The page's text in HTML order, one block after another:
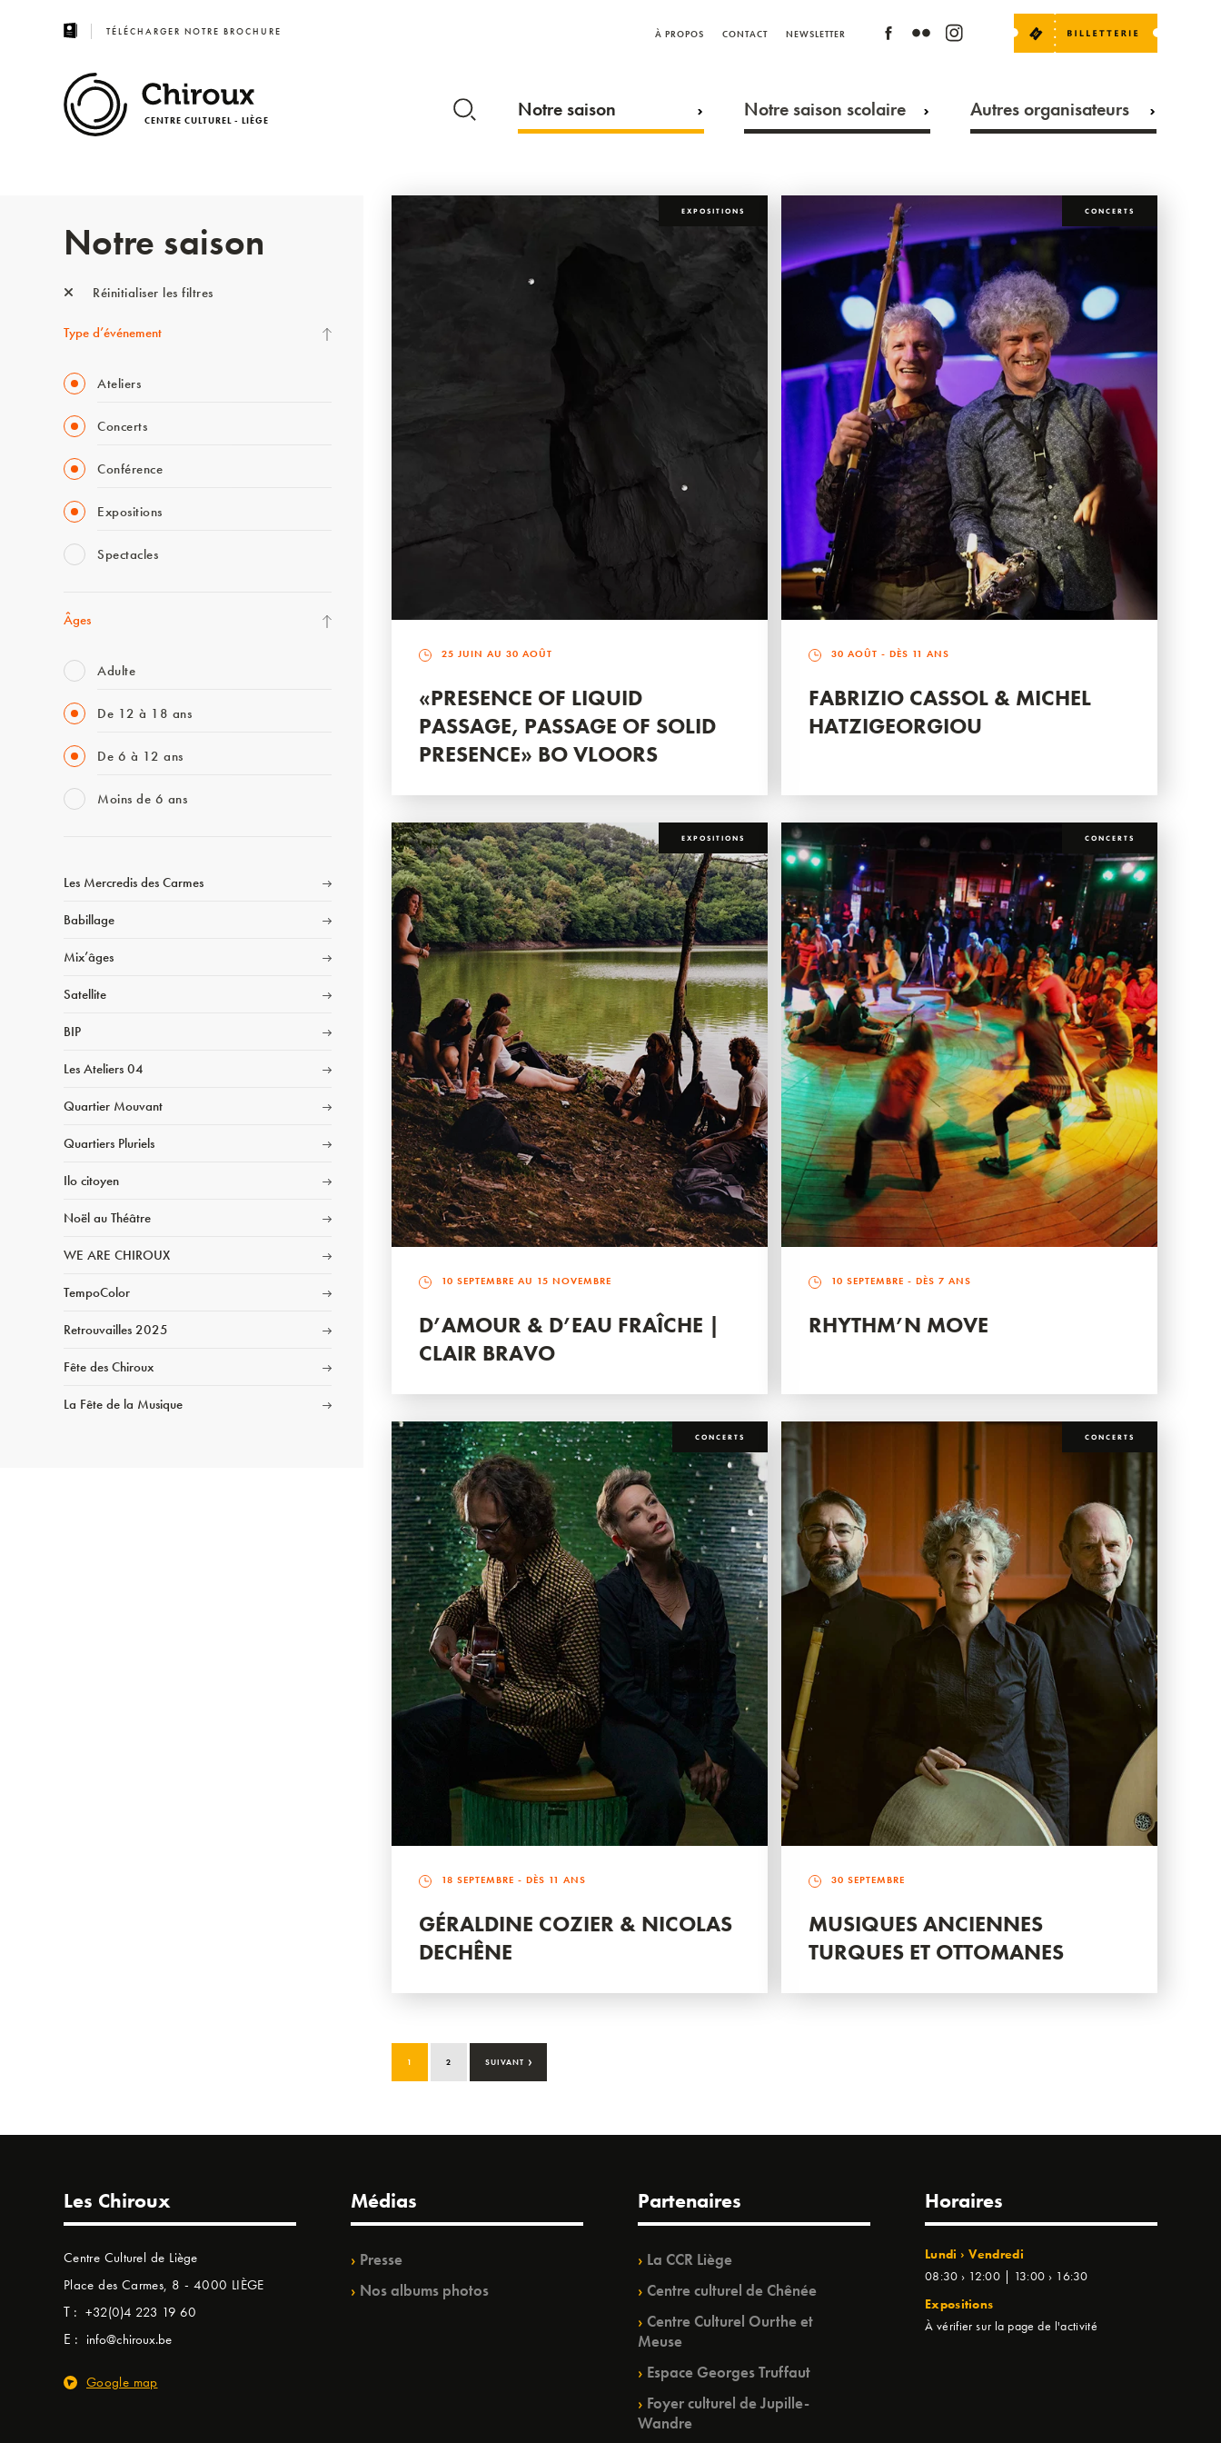
TÉLÉCHARGER NOTRE BROCHURE À PROPOS CONTACT NEWSLETTER
CENTRE CULTUREL - LIÈGE Notre saison Notre saison scolaire Autres organisateurs
Notre saison
Réinitialiser les filtres
Type d’événement
Ateliers
Concerts
Conférence
Expositions
Spectacles
Âges
Adulte
De 12 à 18 ans
De 6 à 12 ans
Moins de 6 ans
Les Mercredis des Carmes
Babillage
Mix’âges
Satellite
BIP
Les Ateliers 04
Quartier Mouvant
Quartiers Pluriels
Ilo citoyen
Noël au Théâtre
WE ARE CHIROUX
TempoColor
Retrouvailles 2025
Fête des Chiroux
La Fête de la Musique
EXPOSITIONS
25 JUIN AU 30 AOÛT
«PRESENCE OF LIQUID
PASSAGE, PASSAGE OF SOLID
PRESENCE» BO VLOORS
CONCERTS
30 AOÛT - DÈS 11 ANS
FABRIZIO CASSOL & MICHEL
HATZIGEORGIOU
EXPOSITIONS
10 SEPTEMBRE AU 15 NOVEMBRE
D’AMOUR & D’EAU FRAÎCHE |
CLAIR BRAVO
CONCERTS
10 SEPTEMBRE - DÈS 7 ANS
RHYTHM’N MOVE
CONCERTS
18 SEPTEMBRE - DÈS 11 ANS
GÉRALDINE COZIER & NICOLAS
DECHÊNE
CONCERTS
30 SEPTEMBRE
MUSIQUES ANCIENNES
TURQUES ET OTTOMANES
1 2 SUIVANT ›
Les Chiroux
Centre Culturel de Liège
Place des Carmes, 8 - 4000 LIÈGE
T : +32(0)4 223 19 60
E : info@chiroux.be
Google map
Médias
Presse
Nos albums photos
Partenaires
La CCR Liège
Centre culturel de Chênée
Centre Culturel Ourthe et
Meuse
Espace Georges Truffaut
Foyer culturel de Jupille-
Wandre
Horaires
Lundi › Vendredi
08:30 › 12:00 | 13:00 › 16:30
Expositions
À vérifier sur la page de l'activité